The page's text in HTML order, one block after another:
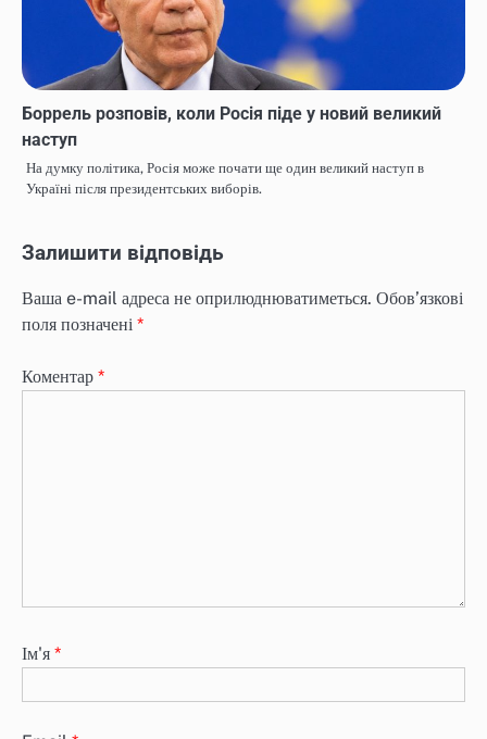
Боррель розповів, коли Росія піде у новий великий
наступ
На думку політика, Росія може почати ще один великий наступ в
Україні після президентських виборів.
Залишити відповідь
Ваша e-mail адреса не оприлюднюватиметься. Обов’язкові
поля позначені *
Коментар *
Ім'я *